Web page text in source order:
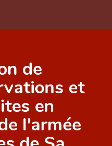
de
et
en
l'armée